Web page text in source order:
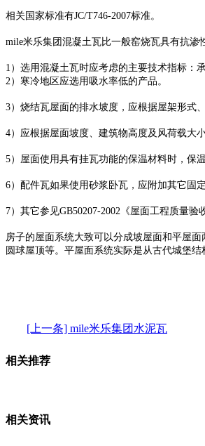
相关国家标准有JC/T746-2007标准。
mile米乐集团混凝土瓦比一般窑烧瓦具有抗渗
1）选用混凝土瓦时应考虑的主要技术指标：
2）寒冷地区应选用吸水率低的产品。
3）烧结瓦屋面的排水坡度，应根据屋架形式
4）应根据屋面坡度、建筑物高度及风荷载大
5）屋面使用具有挂瓦功能的保温材料时，保
6）配件瓦如果使用砂浆卧瓦，应附加其它固定
7）其它参见GB50207-2002《屋面工程质量
房子的屋面系统大致可以分成坡屋面和平屋
圆球屋顶等。平屋面系统实际是从古代城堡
[上一条] mile米乐集团水泥瓦
相关推荐
相关资讯